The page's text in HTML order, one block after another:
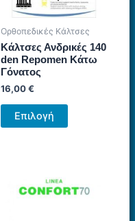
Ορθοπεδικές Κάλτσες
Κάλτσες Ανδρικές 140
den Repomen Κάτω
Γόνατος
16,00€
Επιλογή
Αυτό
το
παραλλαγές.